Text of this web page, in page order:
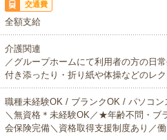
交通費
全額支給
介護関連
／グループホームにて利用者の方の日
付き添ったり・折り紙や体操などの
職種未経験OK / ブランクOK / パソコ
＼無資格＊未経験OK／★年齢不問・
会保険完備＼資格取得支援制度あり／